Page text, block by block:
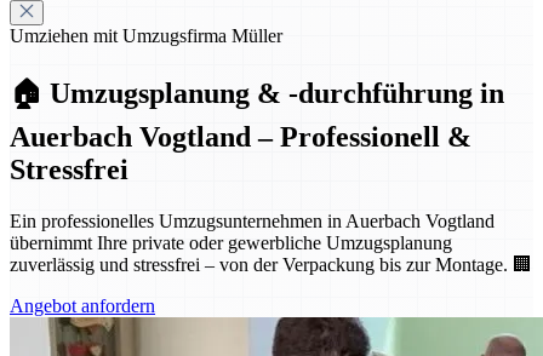
Umziehen mit Umzugsfirma Müller
🏠 Umzugsplanung & -durchführung in
Auerbach Vogtland – Professionell &
Stressfrei
Ein professionelles Umzugsunternehmen in Auerbach Vogtland
übernimmt Ihre private oder gewerbliche Umzugsplanung
zuverlässig und stressfrei – von der Verpackung bis zur Montage. 🏢
Angebot anfordern